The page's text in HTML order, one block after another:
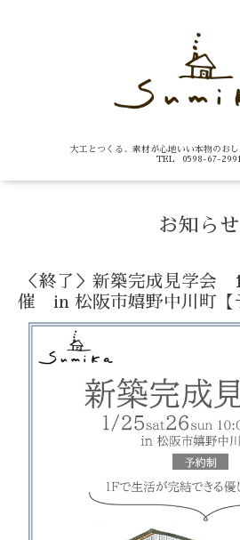
大工とつくる、素材が心地いい本物のお
TEL 0598-67-2991
お知らせ
＜終了＞新築完成見学会
催 in 松阪市嬉野中川町【